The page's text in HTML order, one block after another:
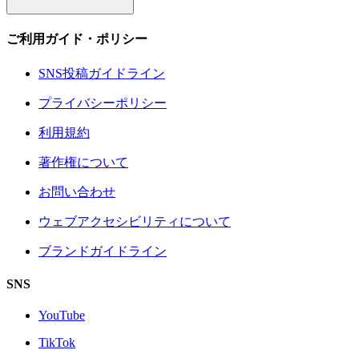
ご利用ガイド・ポリシー
SNS投稿ガイドライン
プライバシーポリシー
利用規約
著作権について
お問い合わせ
ウェブアクセシビリティについて
ブランドガイドライン
SNS
YouTube
TikTok